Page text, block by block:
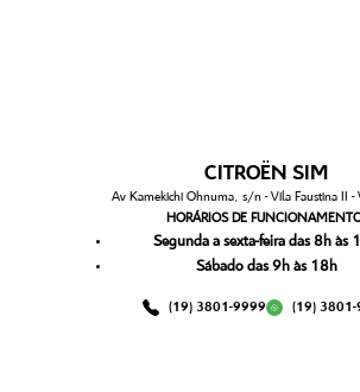
CITROËN SIM
Av Kamekichi Ohnuma, s/n - Vila Faustina II -
HORÁRIOS DE
Segunda a sexta-feira das 8h às
Sábado das 9h às 18h
(19) 3801-9999 (19) 3801-